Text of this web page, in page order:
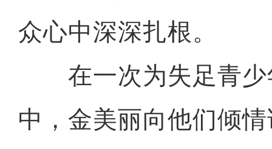
众心中深深扎根。
在一次为失足青少
中，金美丽向他们倾